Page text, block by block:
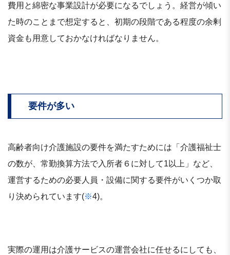
費用と綿密な事業設計が必要になるでしょう。経営が傾い
た時のことまで想定すると、初期の段階である程度の余剰
資金も用意しておかなければなりません。
要件が多い
高齢者向け介護施設の要件を満たすためには「介護福祉士
の数が、常勤換算方法で入所者６に対して1以上」など、
運営するための必要人員・設備に関する要件がいくつか取
り決められています(※4)。
実際の運用は介護サービスの運営会社に任せるにしても、